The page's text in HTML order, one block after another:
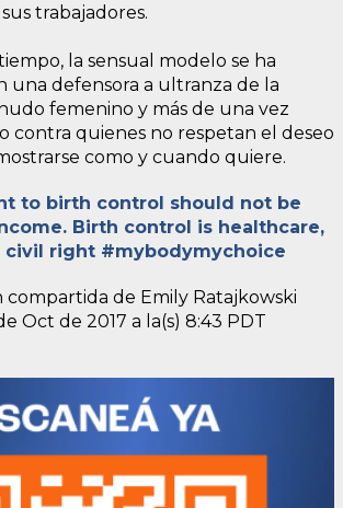
trabajadores.
la sensual modelo se ha
una defensora a ultranza de la
femenino y más de una vez
contra quienes no respetan el deseo
como y cuando quiere.
to birth control should not be
Birth control is healthcare,
civil right #mybodymychoice
compartida de Emily Ratajkowski
Oct de 2017 a la(s) 8:43 PDT